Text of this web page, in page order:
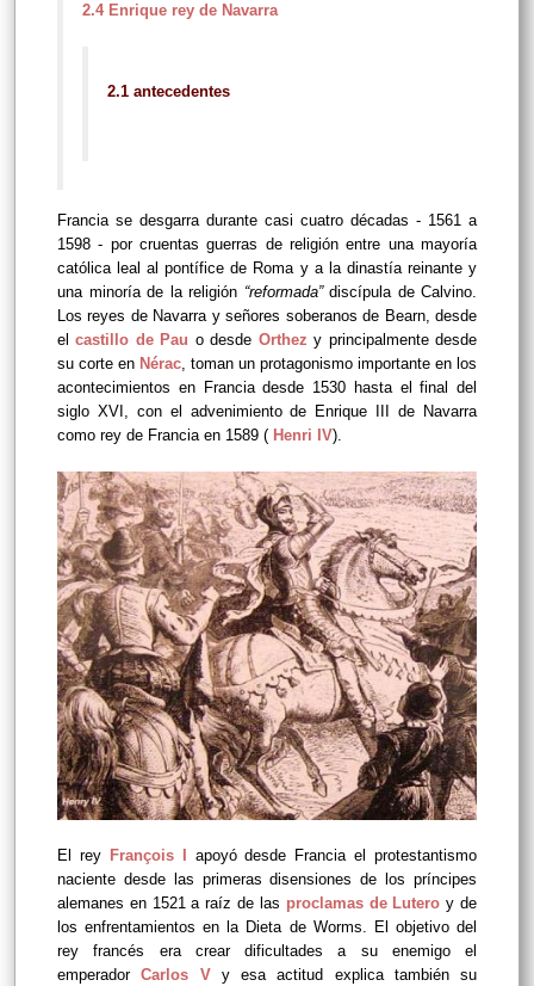
2.4 Enrique rey de Navarra
2.1 antecedentes
Francia se desgarra durante casi cuatro décadas - 1561 a
1598 - por cruentas guerras de religión entre una mayoría
católica leal al pontífice de Roma y a la dinastía reinante y
una minoría de la religión “reformada” discípula de Calvino.
Los reyes de Navarra y señores soberanos de Bearn, desde
elcastillo de Pau o desde Orthez y principalmente desde
su corte en Nérac, toman un protagonismo importante en los
acontecimientos en Francia desde 1530 hasta el final del
siglo XVI, con el advenimiento de Enrique III de Navarra
como rey de Francia en 1589 ( Henri IV).
El rey François I
apoyó desde Francia el protestantismo
naciente desde las primeras disensiones de los príncipes
alemanes en 1521 a raíz de las proclamas de Lutero y de
los enfrentamientos en la Dieta de Worms. El objetivo del
rey francés era crear dificultades a su enemigo el
emperadorCarlos V
y esa actitud explica también su